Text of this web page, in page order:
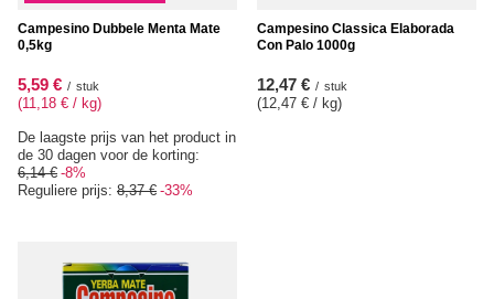
Campesino Dubbele Menta Mate
0,5kg
5,59 € / stuk
(11,18 € / kg)
De laagste prijs van het product in
de 30 dagen voor de korting:
6,14 € -8%
Reguliere prijs: 8,37 € -33%
Campesino Classica Elaborada
Con Palo 1000g
12,47 € / stuk
(12,47 € / kg)